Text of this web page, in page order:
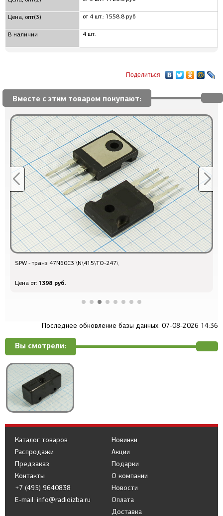
Цена, опт(3)
В наличии
от 4 шт.: 1558.8 руб
4 шт.
Поделиться
Вместе с этим товаром покупают:
SPW - транз 47N60C3 \N\415\TO-247\
Цена от: 1398 руб.
Последнее обновление базы данных: 07-08-2026 14:36
Вы смотрели:
Каталог товаров
Распродажи
Предзаказ
Новинки
Акции
Подарки
Контакты
+7 (495) 9640838
E-mail: info@radioizba.ru
О компании
Новости
Оплата
Доставка